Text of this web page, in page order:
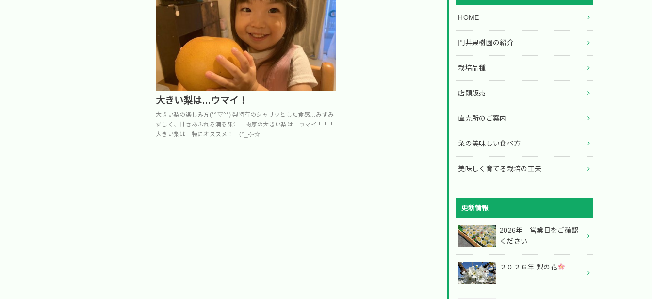
大きい梨は…ウマイ！
大きい梨の楽しみ方(*^▽^*) 梨特有のシャリッとした食感…みずみ
ずしく、甘さあふれる滴る果汁…肉厚の大きい梨は…ウマイ！！！
大きい梨は…特にオススメ！ (^_-)-☆
HOME
門井果樹園の紹介
栽培品種
店頭販売
直売所のご案内
梨の美味しい食べ方
美味しく育てる栽培の工夫
更新情報
2026年 営業日をご確認
ください
２０２６年 梨の花